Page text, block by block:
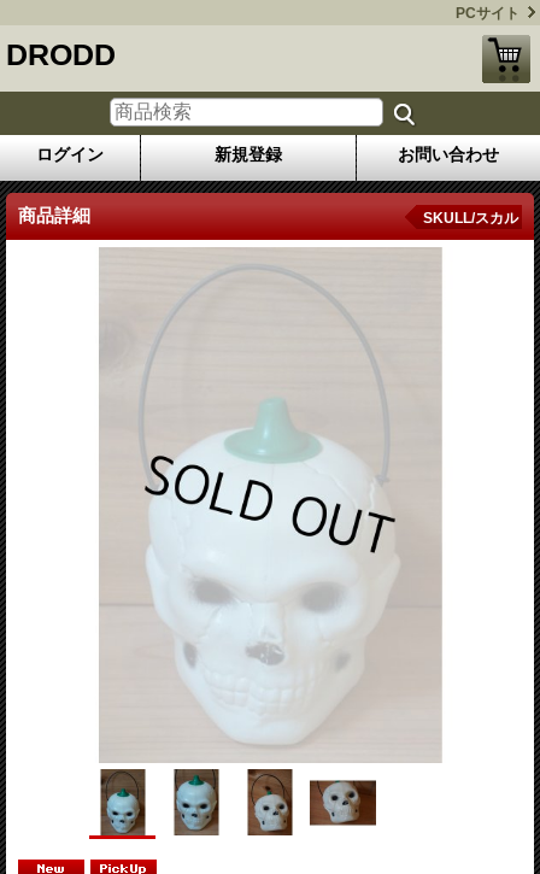
PCサイト
DRODD
ログイン 新規登録 お問い合わせ
商品詳細 SKULL/スカル